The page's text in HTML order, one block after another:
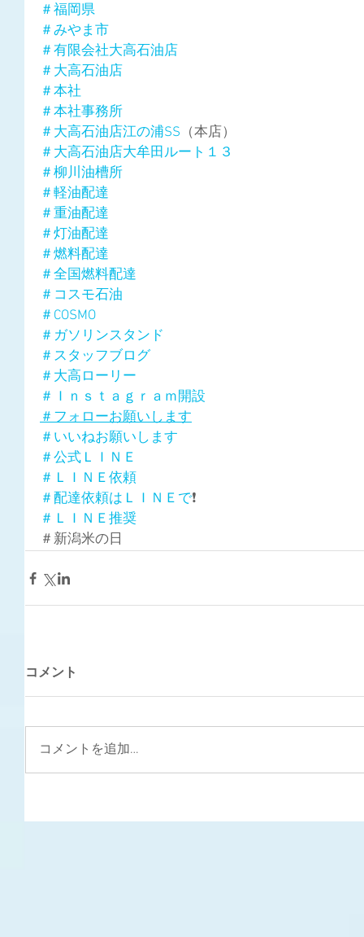
＃福岡県
＃みやま市
＃有限会社大高石油店
＃大高石油店
＃本社
＃本社事務所
＃大高石油店江の浦SS （本店）
＃大高石油店大牟田ルート１３
＃柳川油槽所
＃軽油配達
＃重油配達
＃灯油配達
＃燃料配達
＃全国燃料配達
＃コスモ石油
＃COSMO
＃ガソリンスタンド
＃スタッフブログ
＃大高ローリー
＃Ｉｎｓｔａｇｒａｍ開設
＃フォローお願いします
＃いいねお願いします
＃公式ＬＩＮＥ
＃ＬＩＮＥ依頼
＃配達依頼はＬＩＮＥで❗
＃ＬＩＮＥ推奨
＃新潟米の日
コメント
コメントを追加…